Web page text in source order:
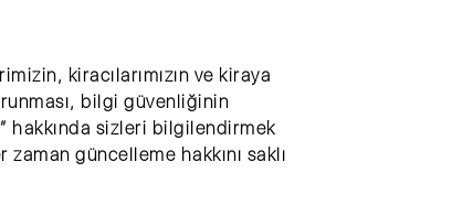
kiracılarımızın ve kiraya
bilgi güvenliğinin
hakkında sizleri bilgilendirmek
güncelleme hakkını saklı